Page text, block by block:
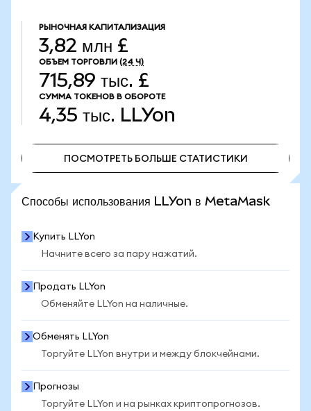
РЫНОЧНАЯ КАПИТАЛИЗАЦИЯ
3,82 млн £
ОБЪЕМ ТОРГОВЛИ (24 Ч)
715,89 тыс. £
СУММА ТОКЕНОВ В ОБОРОТЕ
4,35 тыс. LLYon
ПОСМОТРЕТЬ БОЛЬШЕ СТАТИСТИКИ
Способы использования LLYon в MetaMask
Купить LLYon
Начните всего за пару нажатий.
Продать LLYon
Обменяйте LLYon на наличные.
Обменять LLYon
Торгуйте LLYon внутри и между блокчейнами.
Прогнозы
Торгуйте LLYon и на рынках криптопрогнозов.